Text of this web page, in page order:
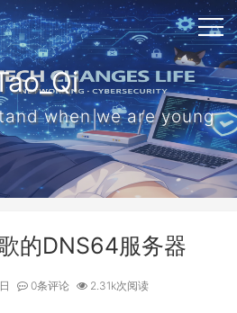
when we are young
的DNS64服务器
0条评论 2.31k次阅读